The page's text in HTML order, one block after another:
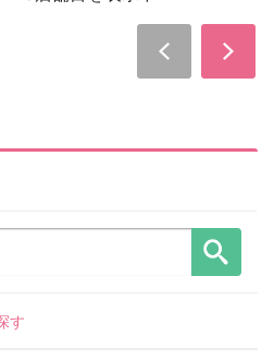
す